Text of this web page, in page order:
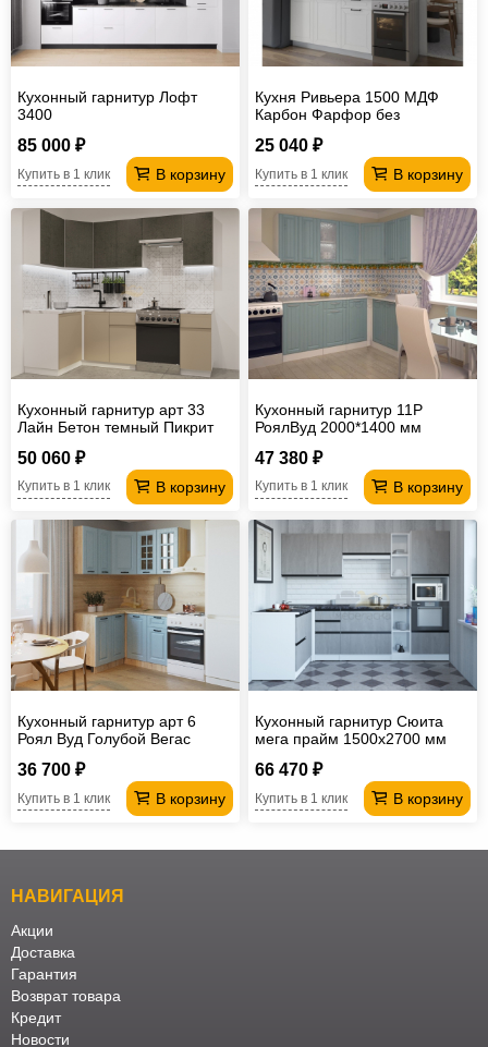
Кухонный гарнитур Лофт
3400
85 000 ₽
В корзину
Купить в 1 клик
Кухня Ривьера 1500 МДФ
Карбон Фарфор без
25 040 ₽
В корзину
Купить в 1 клик
Кухонный гарнитур арт 33
Лайн Бетон темный Пикрит
50 060 ₽
В корзину
Купить в 1 клик
Кухонный гарнитур 11Р
РоялВуд 2000*1400 мм
47 380 ₽
В корзину
Купить в 1 клик
Кухонный гарнитур арт 6
Роял Вуд Голубой Вегас
36 700 ₽
В корзину
Купить в 1 клик
Кухонный гарнитур Сюита
мега прайм 1500х2700 мм
66 470 ₽
В корзину
Купить в 1 клик
НАВИГАЦИЯ
Акции
Доставка
Гарантия
Возврат товара
Кредит
Новости